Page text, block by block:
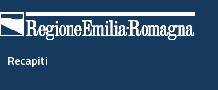
di
pagina
Recapiti